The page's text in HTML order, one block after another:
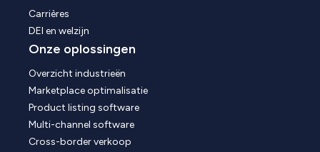
Carrières
DEI en welzijn
Onze oplossingen
Overzicht industrieën
Marketplace optimalisatie
Product listing software
Multi-channel software
Cross-border verkoop